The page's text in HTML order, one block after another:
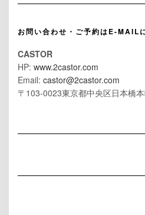
お問い合わせ・ご予約はE-MAIL
CASTOR
HP: www.2castor.com
Email: castor@2castor.com
〒103-0023東京都中央区日本橋